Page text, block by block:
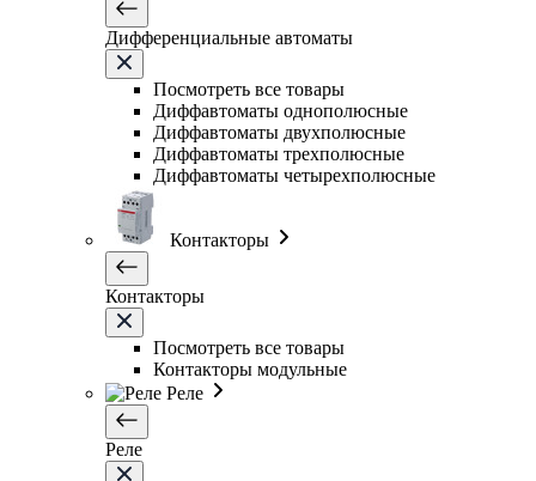
Дифференциальные автоматы
Посмотреть все товары
Диффавтоматы однополюсные
Диффавтоматы двухполюсные
Диффавтоматы трехполюсные
Диффавтоматы четырехполюсные
Контакторы
Контакторы
Посмотреть все товары
Контакторы модульные
Реле
Реле